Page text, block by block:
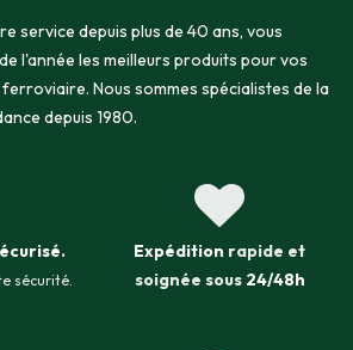
service depuis plus de 40 ans, vous
l'année les meilleurs produits pour vos
Nous sommes spécialistes de la
depuis 1980.
.
sécurité.
Expédition rapide et
soignée sous 24/48h